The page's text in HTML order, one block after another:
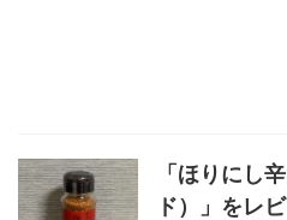
「ほりにし
ド）」をレ